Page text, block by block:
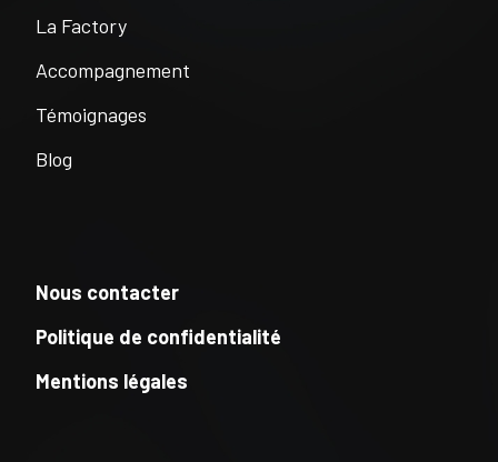
La Factory
Accompagnement
Témoignages
Blog
Nous contacter
Politique de confidentialité
Mentions légales